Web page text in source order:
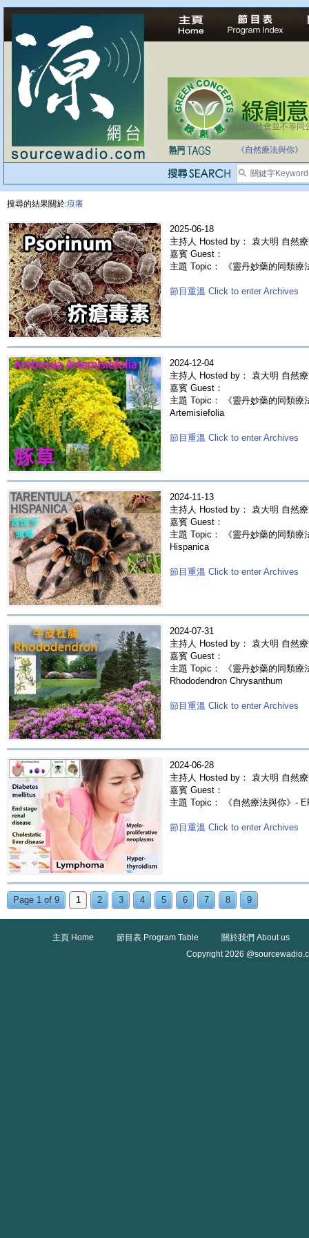
法治社會並不等同
自家教育合法化-
《自然療法與你》
搜尋的結果關於:痕癢
2025-06-18
主持人 Hosted by： 袁大明 自然
嘉賓 Guest：
主題 Topic： 《靈丹妙藥的同類
節目重溫 Click to enter Archives
2024-12-04
主持人 Hosted by： 袁大明 自然
嘉賓 Guest：
主題 Topic： 《靈丹妙藥的同類
Artemisiefolia
節目重溫 Click to enter Archives
2024-11-13
主持人 Hosted by： 袁大明 自然
嘉賓 Guest：
主題 Topic： 《靈丹妙藥的同類療
Hispanica
節目重溫 Click to enter Archives
2024-07-31
主持人 Hosted by： 袁大明 自然
嘉賓 Guest：
主題 Topic： 《靈丹妙藥的同類療
Rhododendron Chrysanthum
節目重溫 Click to enter Archives
2024-06-28
主持人 Hosted by： 袁大明 自然
嘉賓 Guest：
主題 Topic： 《自然療法與你》-
節目重溫 Click to enter Archives
Page 1 of 9 1 2 3 4 5 6 7 8 9
主頁 Home 節目表 Program Table
關於我們 About us
Copyright 2026